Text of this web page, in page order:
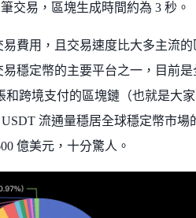
交易，區塊生成時間約為 3 秒。
費用，且交易速度比大多主流的
穩定幣的主要平台之一，目前是
和跨境支付的區塊鏈（也就是大
流通量穩居全球穩定幣市場
億美元，十分驚人。